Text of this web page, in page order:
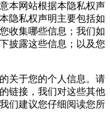
本网站根据本隐私权声
隐私权声明主要包括如
收集哪些信息；我们如
披露这些信息；以及您
于您的个人信息。请
链接，我们对这些其他
们建议您仔细阅读您所